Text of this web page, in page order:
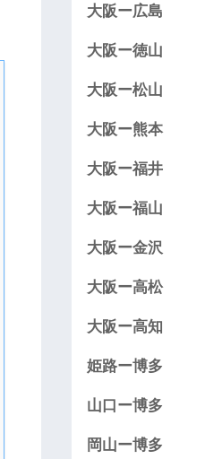
大阪ー広島
大阪ー徳山
大阪ー松山
大阪ー熊本
大阪ー福井
大阪ー福山
大阪ー金沢
大阪ー高松
大阪ー高知
姫路ー博多
山口ー博多
岡山ー博多